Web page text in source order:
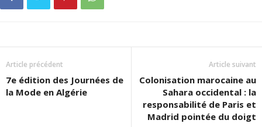
Article précédent
7e édition des Journées de
la Mode en Algérie
Article suivant
Colonisation marocaine au
Sahara occidental : la
responsabilité de Paris et
Madrid pointée du doigt